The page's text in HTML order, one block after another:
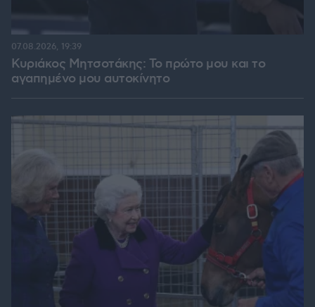
Κυριάκος Μητσοτάκης: Το πρώτο μου και το
αγαπημένο μου αυτοκίνητο
07.08.2026, 19:39